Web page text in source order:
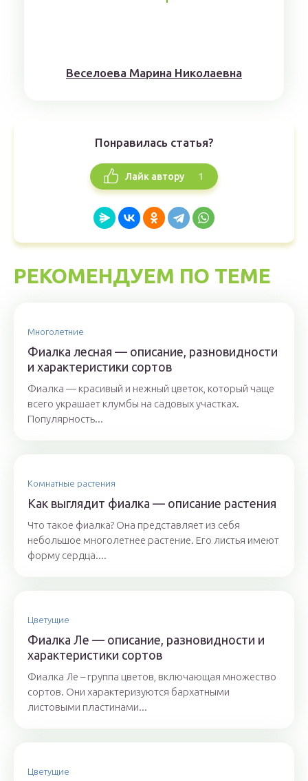
Веселоева Марина Николаевна
Понравилась статья?
Лайк автору 1
РЕКОМЕНДУЕМ ПО ТЕМЕ
Многолетние
Фиалка лесная — описание, разновидности
и характеристики сортов
Фиалка — красивый и нежный цветок, который чаще
всего украшает клумбы на садовых участках.
Популярность...
Комнатные растения
Как выглядит фиалка — описание растения
Что такое фиалка? Она представляет из себя
небольшое многолетнее растение. Его листья имеют
форму сердца....
Цветущие
Фиалка Ле — описание, разновидности и
характеристики сортов
Фиалка Ле – группа цветов, включающая множество
сортов. Они характеризуются бархатными
листовыми пластинами...
Цветущие